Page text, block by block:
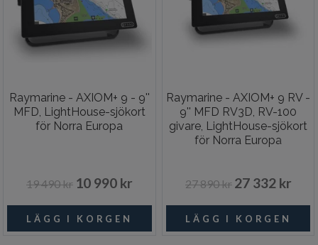
Raymarine - AXIOM+ 9 - 9''
MFD, LightHouse-sjökort
för Norra Europa
19 490 kr 10 990 kr
Raymarine - AXIOM+ 9 RV -
9'' MFD RV3D, RV-100
givare, LightHouse-sjökort
för Norra Europa
27 890 kr 27 332 kr